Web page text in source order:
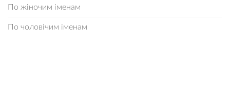
По жіночим іменам
По чоловічим іменам